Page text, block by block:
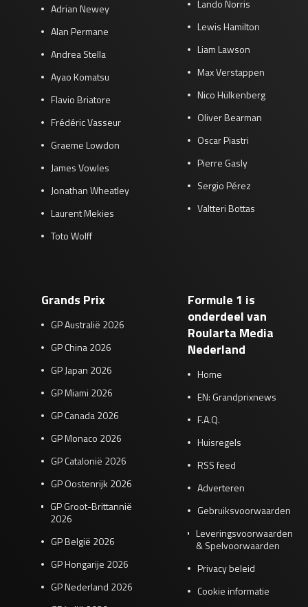
Adrian Newey
Alan Permane
Andrea Stella
Ayao Komatsu
Flavio Briatore
Frédéric Vasseur
Graeme Lowdon
James Vowles
Jonathan Wheatley
Laurent Mekies
Toto Wolff
Lando Norris
Lewis Hamilton
Liam Lawson
Max Verstappen
Nico Hülkenberg
Oliver Bearman
Oscar Piastri
Pierre Gasly
Sergio Pérez
Valtteri Bottas
Grands Prix
GP Australië 2026
GP China 2026
GP Japan 2026
GP Miami 2026
GP Canada 2026
GP Monaco 2026
GP Catalonië 2026
GP Oostenrijk 2026
GP Groot-Brittannië
2026
GP België 2026
GP Hongarije 2026
GP Nederland 2026
Formule 1 is
onderdeel van
Roularta Media
Nederland
Home
EN: Grandprixnews
F.A.Q.
Huisregels
RSS feed
Adverteren
Gebruiksvoorwaarden
Leveringsvoorwaarden
& Spelvoorwaarden
Privacy beleid
Cookie informatie